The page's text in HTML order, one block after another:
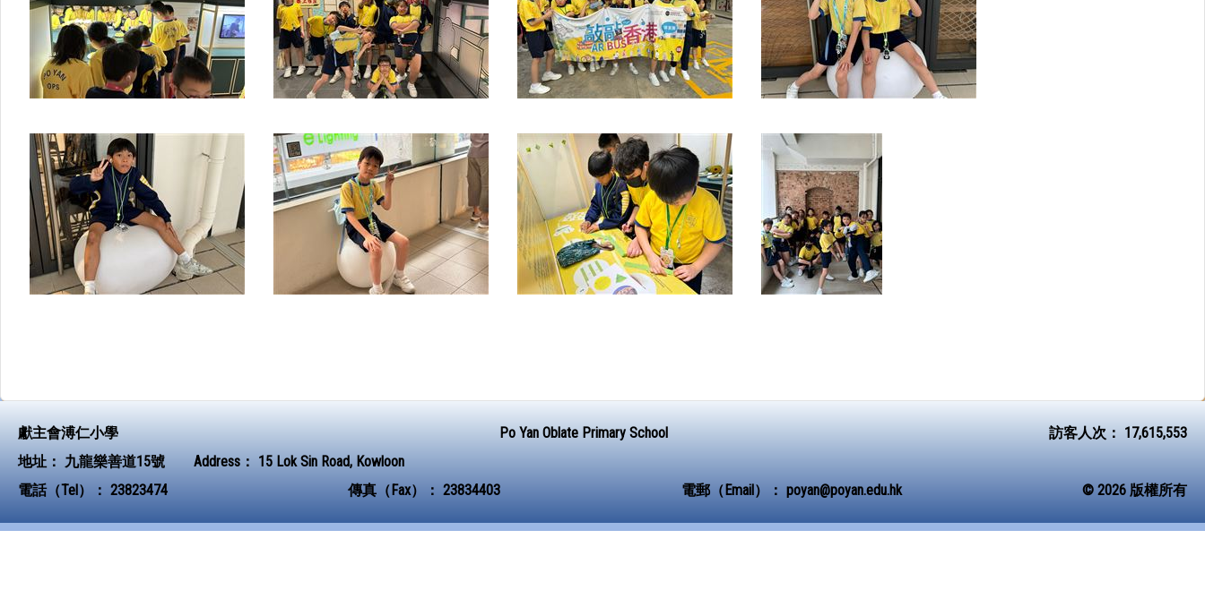
獻主會溥仁小學 Po Yan Oblate Primary School 訪客人次： 17,615,553
地址： 九龍樂善道15號 Address： 15 Lok Sin Road, Kowloon
電話（Tel）： 23823474 傳真（Fax）： 23834403 電郵（Email）： poyan@poyan.edu.hk © 2026 版權所有